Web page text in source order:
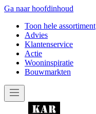
Ga naar hoofdinhoud
Toon hele assortiment
Advies
Klantenservice
Actie
Wooninspiratie
Bouwmarkten